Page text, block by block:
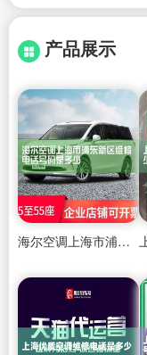
产品展示
海尔空调上海市浦东新区维修电话号码是多少